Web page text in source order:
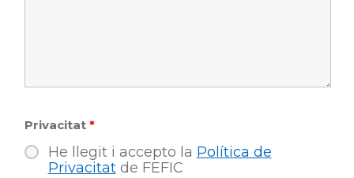
Privacitat *
He llegit i accepto la Política de
Privacitatde FEFIC